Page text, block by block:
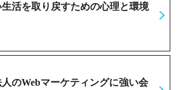
活を取り戻すための心理と環境
のWebマーケティングに強い会